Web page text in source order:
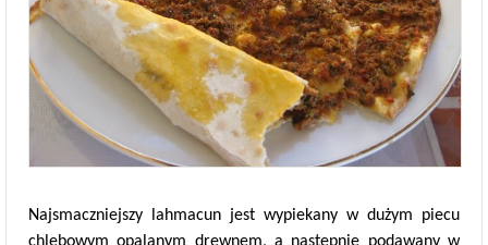
Najsmaczniejszy lahmacun jest wypiekany w dużym piecu